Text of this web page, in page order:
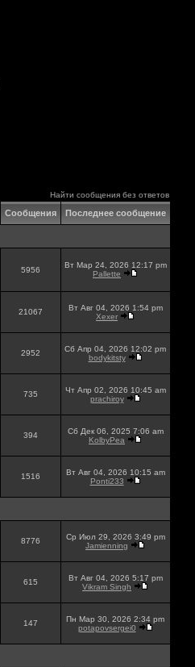
Найти сообщения без ответов
Сообщения Последнее сообщение
5956
Вт Мар 24, 2026 12:17 pm
Pallette
21067
Вт Авг 04, 2026 1:54 pm
Xexer
2952
Сб Апр 04, 2026 12:02 pm
bodykitsty
735
Чт Апр 02, 2026 10:45 am
prachiroy
394
Сб Дек 06, 2025 7:06 am
KolbyPea
1516
Вт Авг 04, 2026 10:15 am
Ponti233
8776
Ср Июл 29, 2026 3:49 pm
Jamienning
615
Вт Авг 04, 2026 5:17 pm
Vikram Singh
147
Пн Мар 30, 2026 2:34 pm
potapovsergei0